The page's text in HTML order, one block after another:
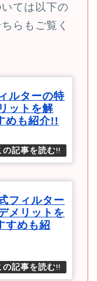
ては以下の
らもご覧く
ルターの特
ットを解
めも紹介!!
フィルター
メリットを
すめも紹